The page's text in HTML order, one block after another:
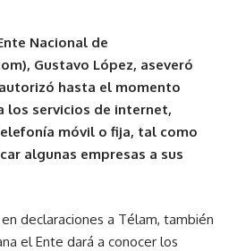
Nacional de
Gustavo López, aseveró
hasta el momento
los servicios de internet,
móvil o fija, tal como
algunas empresas a sus
declaraciones a Télam, también
el Ente dará a conocer los